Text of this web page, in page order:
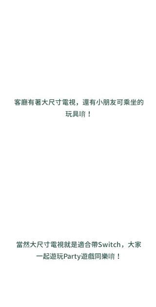
客廳有著大尺寸電視，還有小朋友可乘坐的
玩具唷！
當然大尺寸電視就是適合帶Switch，大家
一起遊玩Party遊戲同樂唷！